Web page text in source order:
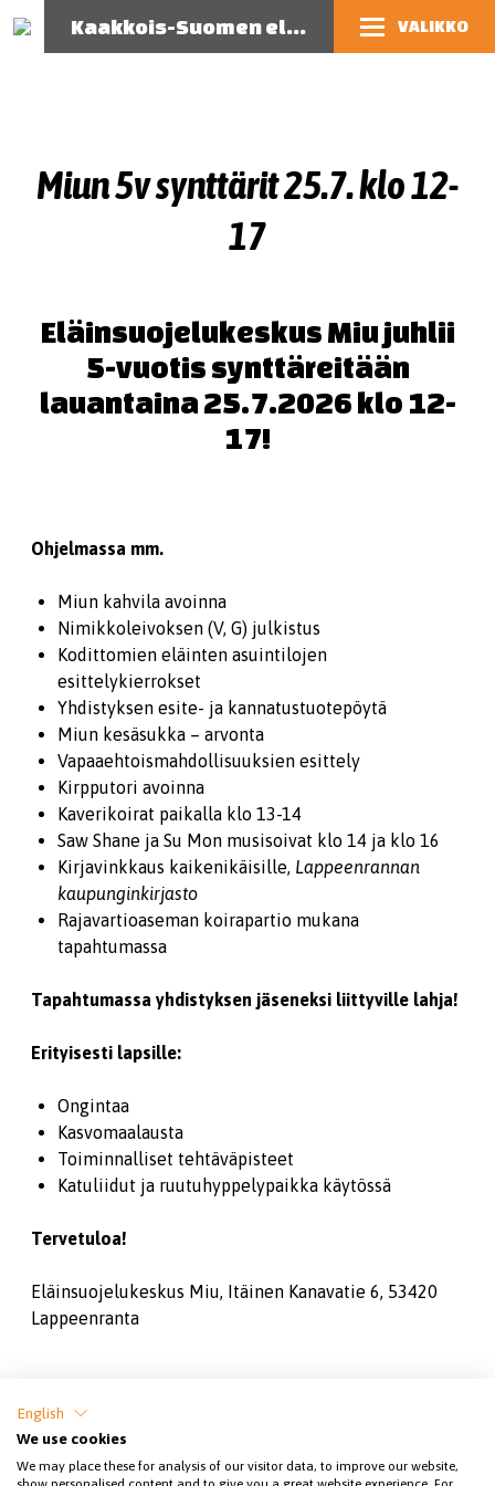
Kaakkois-Suomen eläinsuojeluyhdistys VALIKKO
Miun 5v synttärit 25.7. klo 12-
17
Eläinsuojelukeskus Miu juhlii
5-vuotis synttäreitään
lauantaina 25.7.2026 klo 12-
17!
Ohjelmassa mm.
Miun kahvila avoinna
Nimikkoleivoksen (V, G) julkistus
Kodittomien eläinten asuintilojen
esittelykierrokset
Yhdistyksen esite- ja kannatustuotepöytä
Miun kesäsukka – arvonta
Vapaaehtoismahdollisuuksien esittely
Kirpputori avoinna
Kaverikoirat paikalla klo 13-14
Saw Shane ja Su Mon musisoivat klo 14 ja klo 16
Kirjavinkkaus kaikenikäisille, Lappeenrannan
kaupunginkirjasto
Rajavartioaseman koirapartio mukana
tapahtumassa
Tapahtumassa yhdistyksen jäseneksi liittyville lahja!
Erityisesti lapsille:
Ongintaa
Kasvomaalausta
Toiminnalliset tehtäväpisteet
Katuliidut ja ruutuhyppelypaikka käytössä
Tervetuloa!
Eläinsuojelukeskus Miu, Itäinen Kanavatie 6, 53420
Lappeenranta
English
We use cookies
We may place these for analysis of our visitor data, to improve our website,